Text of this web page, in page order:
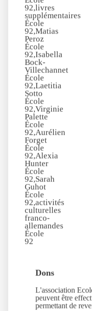
Dons
L'association
peuvent être
permettant de